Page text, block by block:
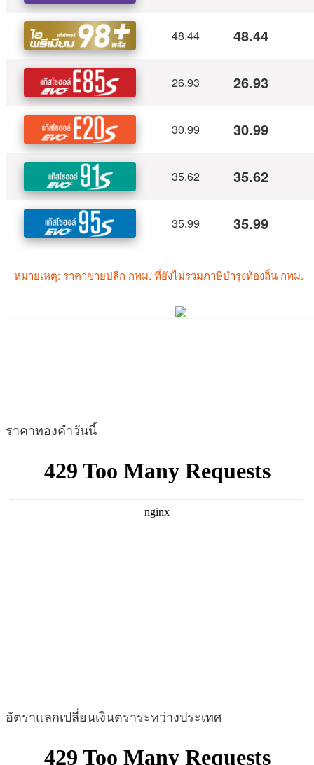
ราคาทองคำวันนี้
อัตราแลกเปลี่ยนเงินตราระหว่างประเทศ